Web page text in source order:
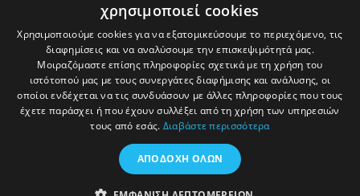
E-Learning
© 2016-2026 In Deep Analysis - All rights reserved.
Πολιτική Cookies Πολιτική Απορρήτου
χρησιμοποιεί cookies
Χρησιμοποιούμε cookies για να εξατομικεύσουμε το περιεχόμενο, τις
διαφημίσεις και να αναλύσουμε την επισκεψιμότητά μας.
Μοιραζόμαστε επίσης πληροφορίες σχετικά με τη χρήση του
ιστότοπού μας με τους συνεργάτες διαφήμισης και ανάλυσης, οι
οποίοι ενδέχεται να τις συνδυάσουν με άλλες πληροφορίες που τους
έχετε παράσχει ή που έχουν συλλέξει από τη χρήση των υπηρεσιών
τους από εσάς. Διαβάστε περισσότερα
ΑΠΟΔΟΧΉ ΌΛΩΝ